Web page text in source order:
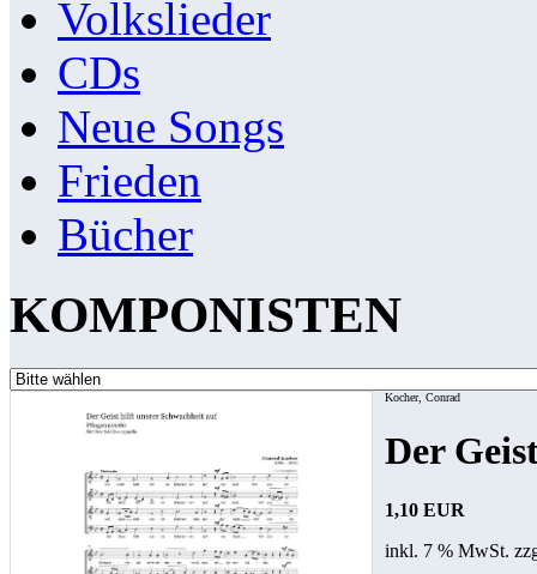
Volkslieder
CDs
Neue Songs
Frieden
Bücher
KOMPONISTEN
Kocher, Conrad
Der
1,10 EUR
inkl. 7 % MwSt.